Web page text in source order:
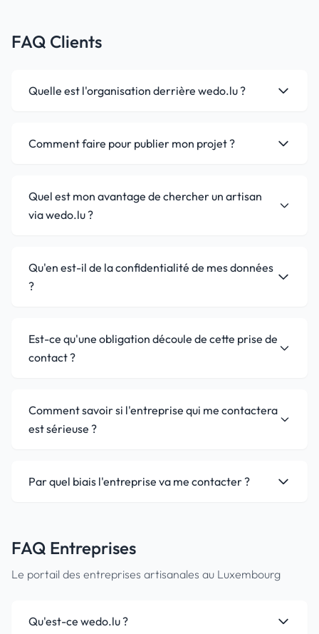
FAQ Clients
Quelle est l'organisation derrière wedo.lu ?
Comment faire pour publier mon projet ?
Quel est mon avantage de chercher un artisan
via wedo.lu ?
Qu'en est-il de la confidentialité de mes données
?
Est-ce qu'une obligation découle de cette prise de
contact ?
Comment savoir si l'entreprise qui me contactera
est sérieuse ?
Par quel biais l'entreprise va me contacter ?
FAQ Entreprises
Le portail des entreprises artisanales au Luxembourg
Qu'est-ce wedo.lu ?